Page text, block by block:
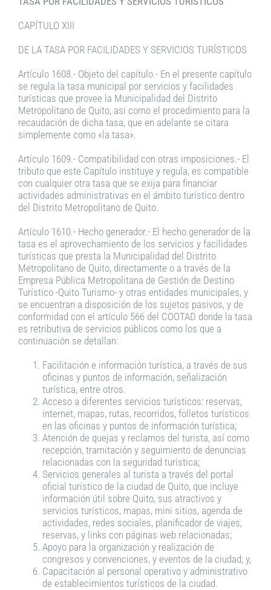
CAPÍTULO XIII
DE LA TASA POR FACILIDADES Y SERVICIOS TURÍSTICOS
Artículo 1608.- Objeto del capítulo.- En el presente capítulo
se regula la tasa municipal por servicios y facilidades
turísticas que provee la Municipalidad del Distrito
Metropolitano de Quito, así como el procedimiento para la
recaudación de dicha tasa, que en adelante se citara
simplemente como «la tasa».
Artículo 1609.- Compatibilidad con otras imposiciones.- El
tributo que este Capítulo instituye y regula, es compatible
con cualquier otra tasa que se exija para financiar
actividades administrativas en el ámbito turístico dentro
del Distrito Metropolitano de Quito.
Artículo 1610.- Hecho generador.- El hecho generador de la
tasa es el aprovechamiento de los servicios y facilidades
turísticas que presta la Municipalidad del Distrito
Metropolitano de Quito, directamente o a través de la
Empresa Pública Metropolitana de Gestión de Destino
Turístico -Quito Turismo- y otras entidades municipales, y
se encuentran a disposición de los sujetos pasivos, y de
conformidad con el artículo 566 del COOTAD donde la tasa
es retributiva de servicios públicos como los que a
continuación se detallan:
Facilitación e información turística, a través de sus
oficinas y puntos de información, señalización
turística, entre otros.
Acceso a diferentes servicios turísticos: reservas,
internet, mapas, rutas, recorridos, folletos turísticos
en las oficinas y puntos de información turística;
Atención de quejas y reclamos del turista, así como
recepción, tramitación y seguimiento de denuncias
relacionadas con la seguridad turística;
Servicios generales al turista a través del portal
oficial turístico de la ciudad de Quito, que incluye
información útil sobre Quito, sus atractivos y
servicios turísticos, mapas, mini sitios, agenda de
actividades, redes sociales, planificador de viajes,
reservas, y links con páginas web relacionadas;
Apoyo para la organización y realización de
congresos y convenciones, y eventos de la ciudad; y,
Capacitación al personal operativo y administrativo
de establecimientos turísticos de la ciudad.